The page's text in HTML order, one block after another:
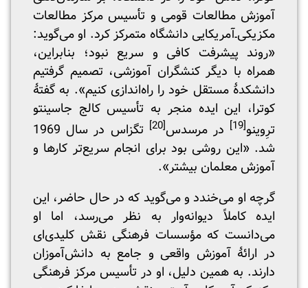
آموزش مطالعات قومی و تأسیس مرکز مطالعات
مکزیکی‌ـ‌آمریکایی دانشگاه متمرکز کرد. او می‌گوید:
«روند پیشرفت کافی و سریع نبود؛ بنابراین،
همراه با دیگر کنشگران آموزشی، تصمیم گرفتیم
دانشکدۀ مستقل خود را راه‌اندازی کنیم». به گفتۀ
کوترا، این ایده منجر به تأسیس کالج جاسینتو
ترِوینو[19] در مرسدس
تگزاس در سال 1969
شد. «این روشی بود برای انجام سریع‌تر کارها و
آموزش معلمان بیشتر».
گرچه او می‌خندد و می‌گوید که در حال حاضر، این
ایده کاملاً دیوانه‌وار به نظر می‌رسد، اما او
می‌دانست که مؤسسات فرهنگی نقش کلیدی‌ای
در ارائۀ آموزش واقعی و جامع به دانش‌آموزان
دارند. به همین دلیل، او در تأسیس مرکز فرهنگی